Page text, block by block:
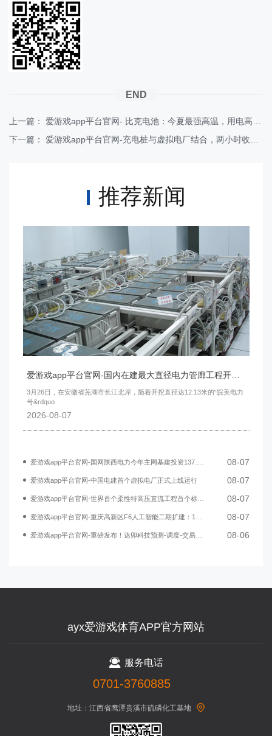
END
上一篇：
下一篇：
推荐新闻
爱游戏app平台官网-国内在建最大直径电力管廊工程开始盾构掘进
3月26日，在安徽省芜湖市长江北岸，随着开挖直径达12.13米的“皖美电力
号&rdquo
2026-08-07
08-07
爱游戏app平台官网-中国电建首个虚拟电厂正式上线运行 08-07
爱游戏app平台官网-世界首个柔性特高压直流工程首个标段贯通 08-07
08-07
爱游戏app平台官网-重磅发布！达卯科技预测-调度-交易一体化方案，赋能新型电力系统建设 08-06
ayx爱游戏体育APP官方网站
服务电话
0701-3760885
地址：江西省鹰潭贵溪市硫磷化工基地